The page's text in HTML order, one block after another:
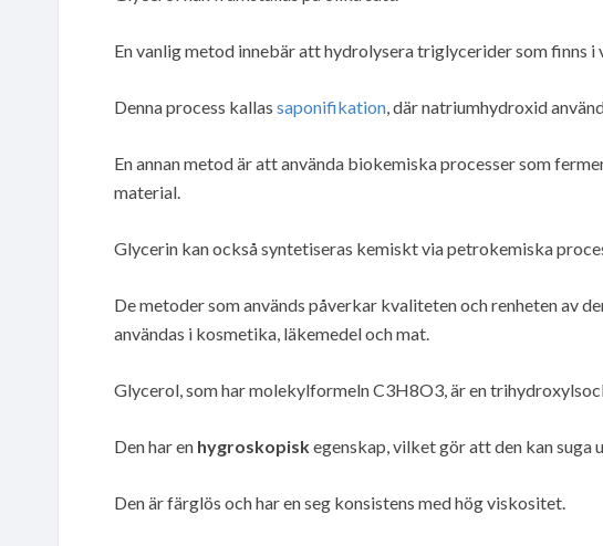
En vanlig metod innebär att hydrolysera triglycerider som finns
Denna process kallas saponifikation, där natriumhydroxid
En annan metod är att använda biokemiska processer som
material.
Glycerin kan också syntetiseras kemiskt via petrokemiska
De metoder som används påverkar kvaliteten och renheten av
användas i kosmetika, läkemedel och mat.
Glycerol, som har molekylformeln C3H8O3, är en
Den har en hygroskopiskegenskap, vilket gör att den kan suga
Den är färglös och har en seg konsistens med hög viskositet.